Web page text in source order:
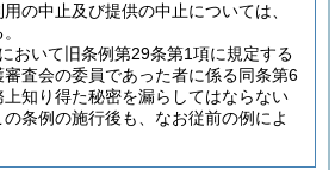
の中止及び提供の中止については、
おいて旧条例第29条第1項に規定する
査会の委員であった者に係る同条第6
知り得た秘密を漏らしてはならない
条例の施行後も、なお従前の例によ